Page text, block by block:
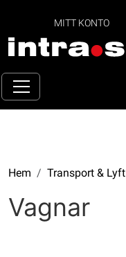
MITT KONTO
Hem Transport & Lyft
Vagnar